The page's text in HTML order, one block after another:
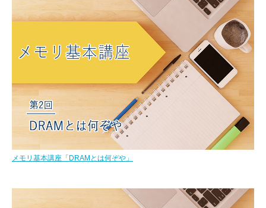
メモリ基本講座「DRAMとは何ぞや」